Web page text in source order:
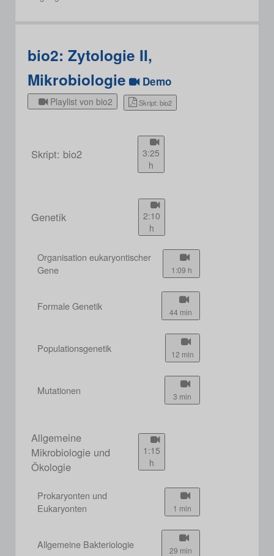
bio2: Zytologie II,
Mikrobiologie
Demo
Playlist von bio2 Skript: bio2
Skript: bio2
3:25
h
Genetik
2:10
h
Organisation eukaryontischer
Gene
1:09 h
Formale Genetik 44 min
Populationsgenetik 12 min
Mutationen 3 min
Allgemeine
Mikrobiologie und
Ökologie
1:15
h
Prokaryonten und
Eukaryonten
1 min
Allgemeine Bakteriologie 29 min